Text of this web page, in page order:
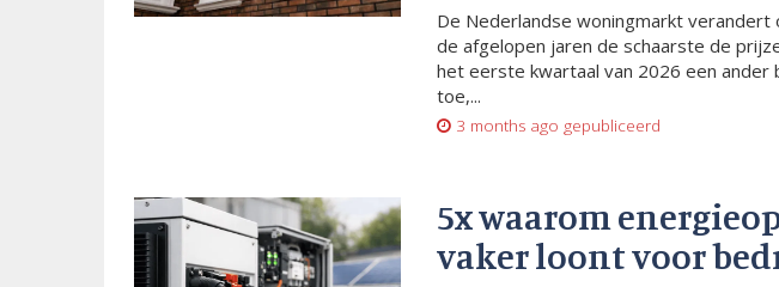
De Nederlandse woningmarkt verandert
de afgelopen jaren de schaarste de
het eerste kwartaal van 2026 een ander
toe,...
3 months ago gepubliceerd
5x waarom
vaker loont voor